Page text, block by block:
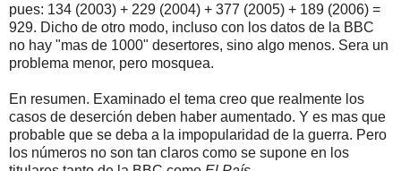
pues: 134 (2003) + 229 (2004) + 377 (2005) + 189 (2006) =
929. Dicho de otro modo, incluso con los datos de la BBC
no hay "mas de 1000" desertores, sino algo menos. Sera un
problema menor, pero mosquea.
En resumen. Examinado el tema creo que realmente los
casos de deserción deben haber aumentado. Y es mas que
probable que se deba a la impopularidad de la guerra. Pero
los números no son tan claros como se supone en los